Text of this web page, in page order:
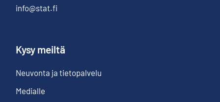
info@stat.fi
Kysy meiltä
Neuvonta ja tietopalvelu
Medialle